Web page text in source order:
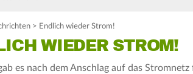
> Endlich wieder Strom!
WIEDER STROM!
es nach dem Anschlag auf das